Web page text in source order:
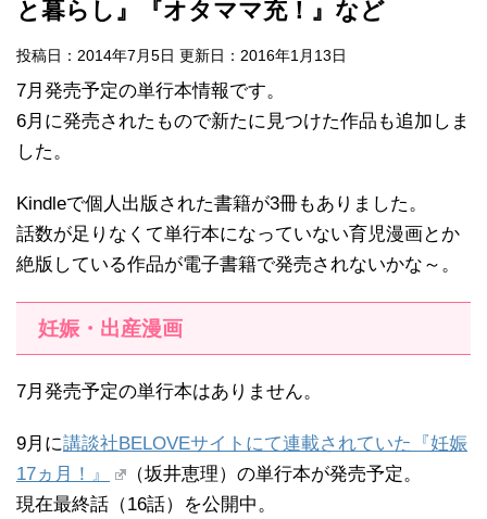
と暮らし』『オタママ充！』など
投稿日：2014年7月5日 更新日： 2016年1月13日
7月発売予定の単行本情報です。
6月に発売されたもので新たに見つけた作品も追加しま
した。
Kindleで個人出版された書籍が3冊もありました。
話数が足りなくて単行本になっていない育児漫画とか
絶版している作品が電子書籍で発売されないかな～。
妊娠・出産漫画
7月発売予定の単行本はありません。
9月に講談社BELOVEサイトにて連載されていた『妊娠
17ヵ月！』
（坂井恵理）の単行本が発売予定。
現在最終話（16話）を公開中。